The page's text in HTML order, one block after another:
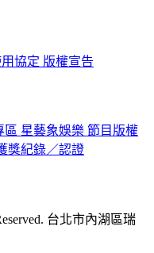
協定 版權宣告
區 星藝象娛樂 節目版權
獎紀錄／認證
台北市內湖區瑞